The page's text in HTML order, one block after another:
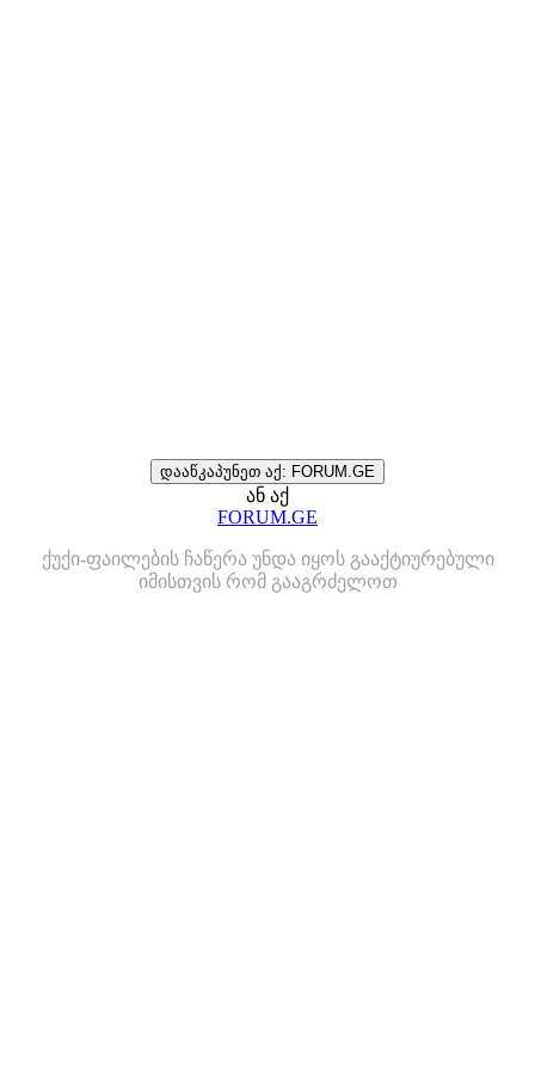
დააწკაპუნეთ აქ: FORUM.GE
ან აქ
FORUM.GE
ქუქი-ფაილების ჩაწერა უნდა იყოს გააქტიურებული
იმისთვის რომ გააგრძელოთ